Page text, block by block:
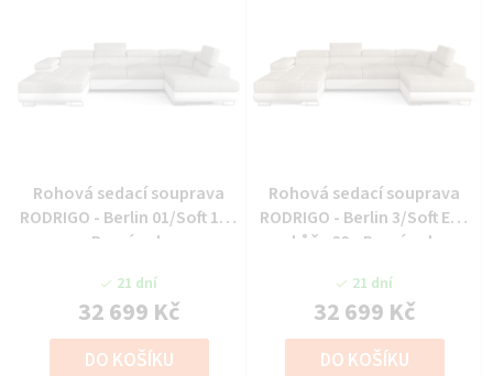
Rohová sedací souprava
RODRIGO - Berlin 01/Soft 17 -
Pravý roh
21 dní
32 699 Kč
DO KOŠÍKU
Rohová sedací souprava
RODRIGO - Berlin 3/Soft Eko
kůže 33 - Pravý roh
21 dní
32 699 Kč
DO KOŠÍKU